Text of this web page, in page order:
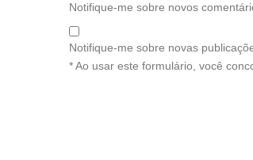
Notifique-me sobre novos
Notifique-me sobre novas
* Ao usar este formulário, você